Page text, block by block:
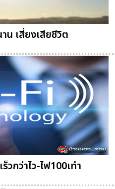
น เสี่ยงเสียชีวิต
วกว่าไว-ไฟ100เท่า